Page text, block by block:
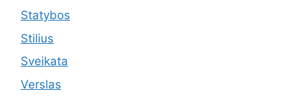
Statybos
Stilius
Sveikata
Verslas